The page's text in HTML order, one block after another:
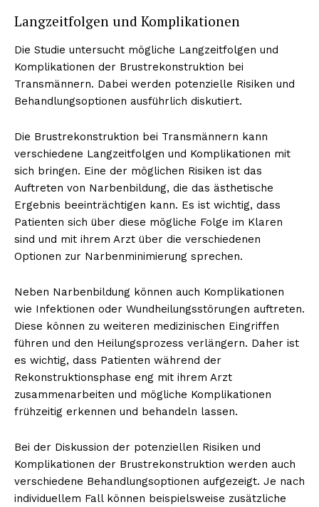
Langzeitfolgen und Komplikationen
Die Studie untersucht mögliche Langzeitfolgen und
Komplikationen der Brustrekonstruktion bei
Transmännern. Dabei werden potenzielle Risiken und
Behandlungsoptionen ausführlich diskutiert.
Die Brustrekonstruktion bei Transmännern kann
verschiedene Langzeitfolgen und Komplikationen mit
sich bringen. Eine der möglichen Risiken ist das
Auftreten von Narbenbildung, die das ästhetische
Ergebnis beeinträchtigen kann. Es ist wichtig, dass
Patienten sich über diese mögliche Folge im Klaren
sind und mit ihrem Arzt über die verschiedenen
Optionen zur Narbenminimierung sprechen.
Neben Narbenbildung können auch Komplikationen
wie Infektionen oder Wundheilungsstörungen auftreten.
Diese können zu weiteren medizinischen Eingriffen
führen und den Heilungsprozess verlängern. Daher ist
es wichtig, dass Patienten während der
Rekonstruktionsphase eng mit ihrem Arzt
zusammenarbeiten und mögliche Komplikationen
frühzeitig erkennen und behandeln lassen.
Bei der Diskussion der potenziellen Risiken und
Komplikationen der Brustrekonstruktion werden auch
verschiedene Behandlungsoptionen aufgezeigt. Je nach
individuellem Fall können beispielsweise zusätzliche